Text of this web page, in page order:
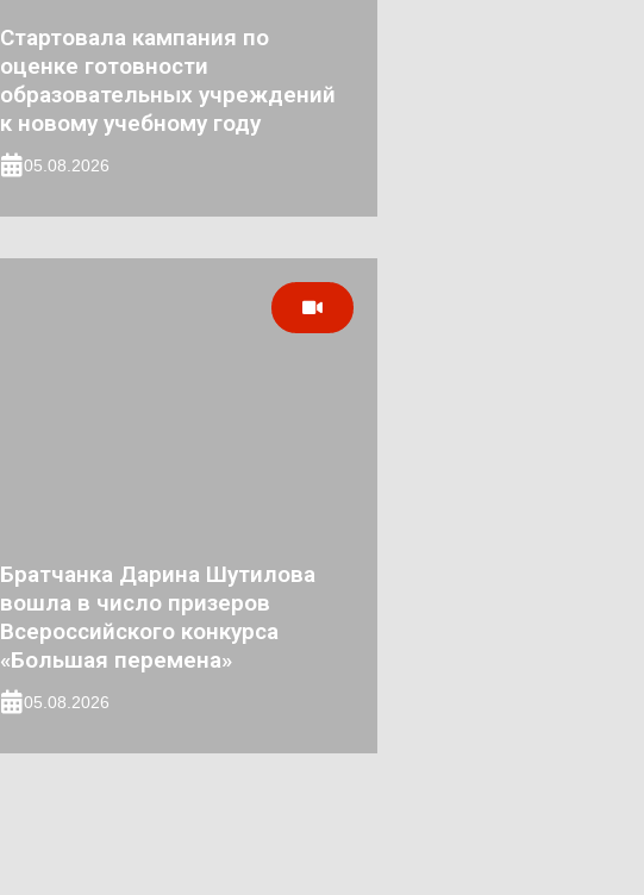
Стартовала кампания по
оценке готовности
образовательных учреждений
к новому учебному году
05.08.2026
Братчанка Дарина Шутилова
вошла в число призеров
Всероссийского конкурса
«Большая перемена»
05.08.2026